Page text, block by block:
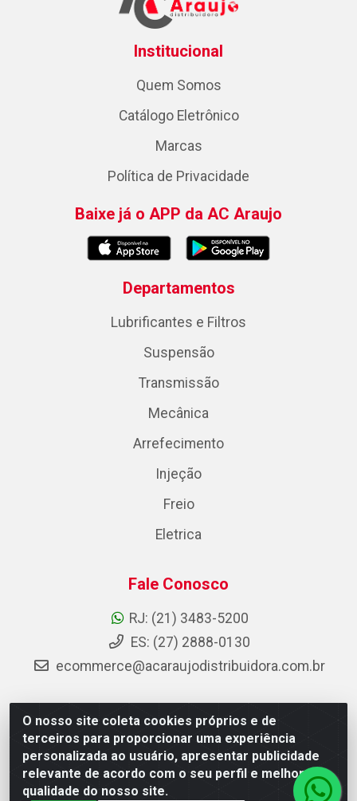
O nosso site coleta cookies próprios e de
terceiros para proporcionar uma experiência
personalizada ao usuário, apresentar publicidade
relevante de acordo com o seu perfil e melhorar a
qualidade do nosso site.
Institucional
Quem Somos
Catálogo Eletrônico
Marcas
Política de Privacidade
Baixe já o APP da AC Araujo
Departamentos
Lubrificantes e Filtros
Suspensão
Transmissão
Mecânica
Arrefecimento
Injeção
Freio
Eletrica
Fale Conosco
RJ: (21) 3483-5200
ES: (27) 2888-0130
ecommerce@acaraujodistribuidora.com.br
AC Araujo Distribuidora - Rua Carneiro de Campos, 42 -
São Cristóvão, Rio de Janeiro/RJ - CEP 20.920-410 -
CNPJ 08.744.753/0003-85